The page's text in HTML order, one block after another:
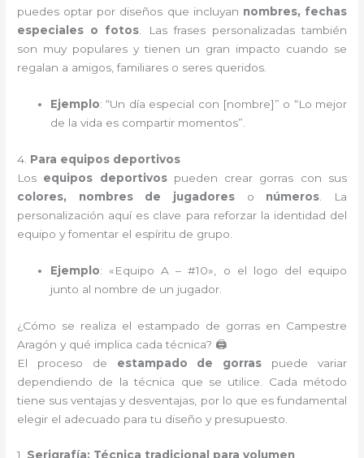
puedes optar por diseños que incluyan nombres, fechas
especiales o fotos . Las frases personalizadas también
son muy populares y tienen un gran impacto cuando se
regalan a amigos, familiares o seres queridos.
Ejemplo: “Un día especial con [nombre]” o “Lo mejor
de la vida es compartir momentos”.
4. Para equipos deportivos
Los equipos deportivospueden crear gorras con sus
colores, nombres de jugadores o números . La
personalización aquí es clave para reforzar la identidad del
equipo y fomentar el espíritu de grupo.
Ejemplo: «Equipo A – #10», o el logo del equipo
junto al nombre de un jugador.
¿Cómo se realiza el estampado de gorras en Campestre
Aragón y qué implica cada técnica? 🖨️
El proceso de estampado de gorras puede variar
dependiendo de la técnica que se utilice. Cada método
tiene sus ventajas y desventajas, por lo que es fundamental
elegir el adecuado para tu diseño y presupuesto.
1. Serigrafía: Técnica tradicional para volumen